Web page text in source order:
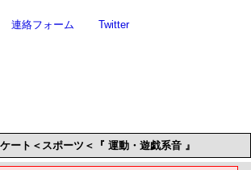
連絡フォーム Twitter
ート＜スポーツ＜『 運動・遊戯系音 』